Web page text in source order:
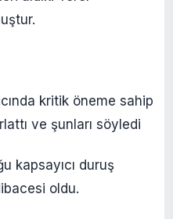
kritik öneme sahip
ve şunları söyledi
kapsayıcı duruş
oldu.